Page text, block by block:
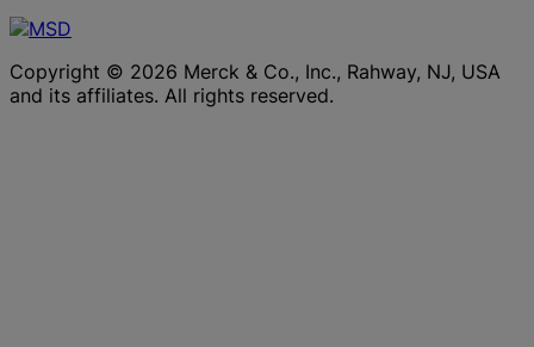
Copyright © 2026 Merck & Co., Inc., Rahway, NJ, USA
and its affiliates. All rights reserved.